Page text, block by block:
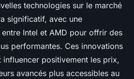
technologies sur le marché
significatif, avec une
Intel et AMD pour offrir des
performantes. Ces innovations
influencer positivement les prix,
avancés plus accessibles au